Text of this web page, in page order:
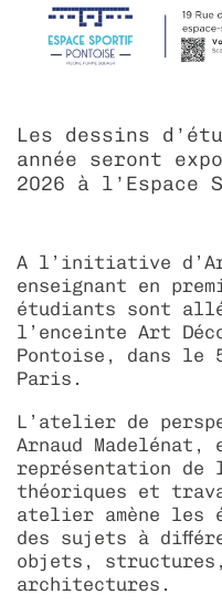
Les dessins
année seront
2026 à l’Espace
A l’initiative
enseignant en
étudiants sont
l’enceinte Art
Pontoise, dans le
Paris.
L’atelier de
Arnaud
représentation de
théoriques et
atelier amène les
des sujets à
objets,
architectures.